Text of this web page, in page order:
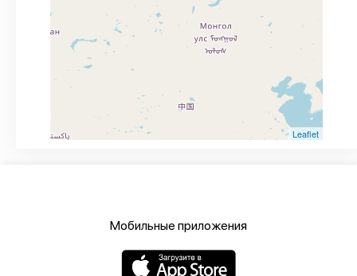
Leaflet
Мобильные приложения